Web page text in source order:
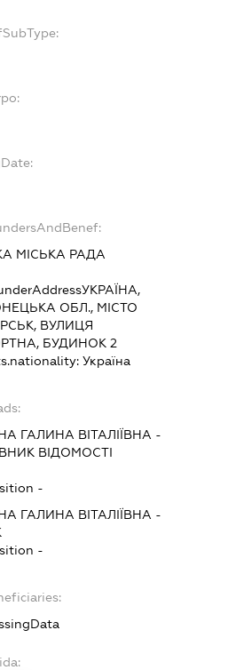
МІСЬКА РАДА
УКРАЇНА,
ОБЛ., МІСТО
ВУЛИЦЯ
БУДИНОК 2
Україна
ГАЛИНА ВІТАЛІЇВНА -
ВІДОМОСТІ
-
ГАЛИНА ВІТАЛІЇВНА -
-